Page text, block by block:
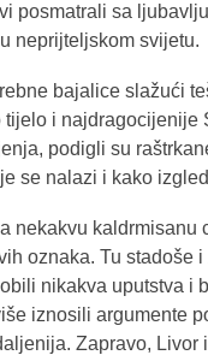
posmatrali sa
neprijteljskom svijetu.
bajalice slažući
i najdragocijenije
podigli su
se nalazi i kako
nekakvu kaldrmisanu
oznaka. Tu
nikakva uputstva i
iznosili argumente
Zapravo, Livor